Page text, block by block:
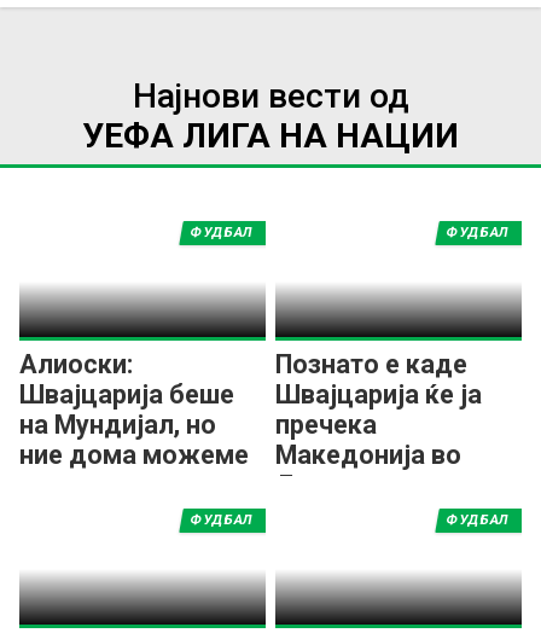
Најнови вести од
УЕФА ЛИГА НА НАЦИИ
Алиоски:
Швајцарија беше
на Мундијал, но
ние дома можеме
ФУДБАЛ
Познато е каде
Швајцарија ќе ја
пречека
Македонија во
Лигата на нации
ФУДБАЛ
ФУДБАЛ ФУДБАЛ